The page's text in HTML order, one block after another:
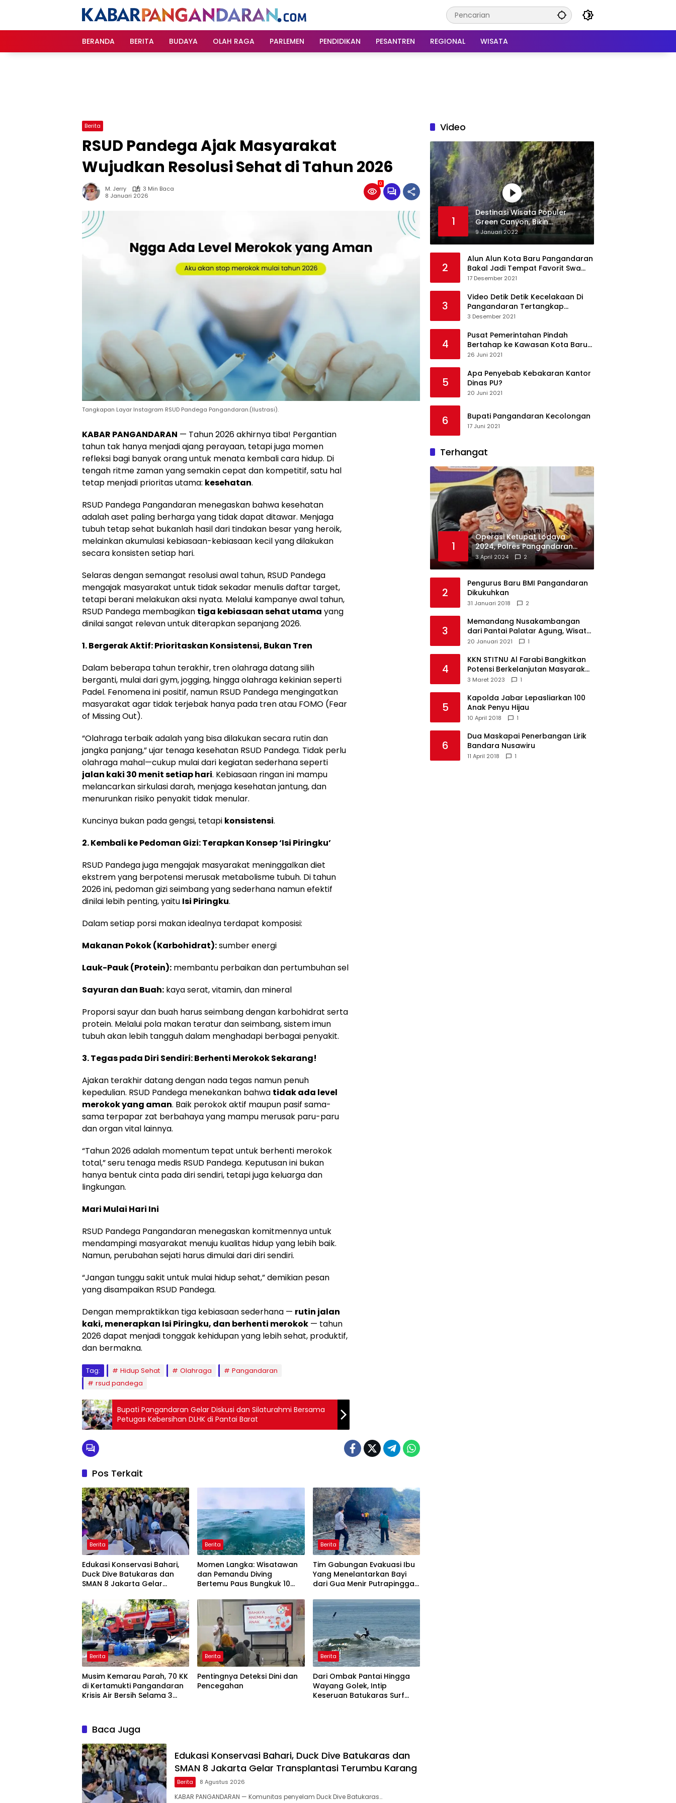
BERANDA
BERITA BUDAYA OLAH RAGA PARLEMEN PENDIDIKAN PESANTREN REGIONAL WISATA
Berita
RSUD Pandega Ajak Masyarakat
Wujudkan Resolusi Sehat di Tahun 2026
M. Jerry
3 Min Baca
8 Januari 2026
0
Tangkapan Layar Instagram RSUD Pandega Pangandaran.(Ilustrasi).
KABAR PANGANDARAN — Tahun 2026 akhirnya tiba! Pergantian
tahun tak hanya menjadi ajang perayaan, tetapi juga momen
refleksi bagi banyak orang untuk menata kembali cara hidup. Di
tengah ritme zaman yang semakin cepat dan kompetitif, satu hal
tetap menjadi prioritas utama: kesehatan.
RSUD Pandega Pangandaran menegaskan bahwa kesehatan
adalah aset paling berharga yang tidak dapat ditawar. Menjaga
tubuh tetap sehat bukanlah hasil dari tindakan besar yang heroik,
melainkan akumulasi kebiasaan-kebiasaan kecil yang dilakukan
secara konsisten setiap hari.
Selaras dengan semangat resolusi awal tahun, RSUD Pandega
mengajak masyarakat untuk tidak sekadar menulis daftar target,
tetapi berani melakukan aksi nyata. Melalui kampanye awal tahun,
RSUD Pandega membagikan tiga kebiasaan sehat utama yang
dinilai sangat relevan untuk diterapkan sepanjang 2026.
1. Bergerak Aktif: Prioritaskan Konsistensi, Bukan Tren
Dalam beberapa tahun terakhir, tren olahraga datang silih
berganti, mulai dari gym, jogging, hingga olahraga kekinian seperti
Padel. Fenomena ini positif, namun RSUD Pandega mengingatkan
masyarakat agar tidak terjebak hanya pada tren atau FOMO (Fear
of Missing Out).
“Olahraga terbaik adalah yang bisa dilakukan secara rutin dan
jangka panjang,” ujar tenaga kesehatan RSUD Pandega. Tidak perlu
olahraga mahal—cukup mulai dari kegiatan sederhana seperti
jalan kaki 30 menit setiap hari. Kebiasaan ringan ini mampu
melancarkan sirkulasi darah, menjaga kesehatan jantung, dan
menurunkan risiko penyakit tidak menular.
Kuncinya bukan pada gengsi, tetapi konsistensi.
2. Kembali ke Pedoman Gizi: Terapkan Konsep ‘Isi Piringku’
RSUD Pandega juga mengajak masyarakat meninggalkan diet
ekstrem yang berpotensi merusak metabolisme tubuh. Di tahun
2026 ini, pedoman gizi seimbang yang sederhana namun efektif
dinilai lebih penting, yaitu Isi Piringku.
Dalam setiap porsi makan idealnya terdapat komposisi:
Makanan Pokok (Karbohidrat):sumber energi
Lauk-Pauk (Protein): membantu perbaikan dan pertumbuhan sel
Sayuran dan Buah: kaya serat, vitamin, dan mineral
Proporsi sayur dan buah harus seimbang dengan karbohidrat serta
protein. Melalui pola makan teratur dan seimbang, sistem imun
tubuh akan lebih tangguh dalam menghadapi berbagai penyakit.
3. Tegas pada Diri Sendiri: Berhenti Merokok Sekarang!
Ajakan terakhir datang dengan nada tegas namun penuh
kepedulian. RSUD Pandega menekankan bahwa tidak ada level
merokok yang aman. Baik perokok aktif maupun pasif sama-
sama terpapar zat berbahaya yang mampu merusak paru-paru
dan organ vital lainnya.
“Tahun 2026 adalah momentum tepat untuk berhenti merokok
total,” seru tenaga medis RSUD Pandega. Keputusan ini bukan
hanya bentuk cinta pada diri sendiri, tetapi juga keluarga dan
lingkungan.
Mari Mulai Hari Ini
RSUD Pandega Pangandaran menegaskan komitmennya untuk
mendampingi masyarakat menuju kualitas hidup yang lebih baik.
Namun, perubahan sejati harus dimulai dari diri sendiri.
“Jangan tunggu sakit untuk mulai hidup sehat,” demikian pesan
yang disampaikan RSUD Pandega.
Dengan mempraktikkan tiga kebiasaan sederhana — rutin jalan
kaki, menerapkan Isi Piringku, dan berhenti merokok — tahun
2026 dapat menjadi tonggak kehidupan yang lebih sehat, produktif,
dan bermakna.
Tag: Hidup Sehat Olahraga
Pangandaran
rsud pandega
Bupati Pangandaran Gelar Diskusi dan Silaturahmi Bersama
Petugas Kebersihan DLHK di Pantai Barat
Pos Terkait
Berita
Edukasi Konservasi Bahari,
Duck Dive Batukaras dan
SMAN 8 Jakarta Gelar
Karang
Berita
Momen Langka: Wisatawan
dan Pemandu Diving
Bertemu Paus Bungkuk 10
Berita
Tim Gabungan Evakuasi Ibu
Yang Menelantarkan Bayi
dari Gua Menir Putrapinggan
Berita
Musim Kemarau Parah, 70 KK
di Kertamukti Pangandaran
Krisis Air Bersih Selama 3
Berita
Pentingnya Deteksi Dini dan
Pencegahan
Berita
Dari Ombak Pantai Hingga
Wayang Golek, Intip
Keseruan Batukaras Surf
Baca Juga
Edukasi Konservasi Bahari, Duck Dive Batukaras dan
SMAN 8 Jakarta Gelar Transplantasi Terumbu Karang
Berita 8 Agustus 2026
KABAR PANGANDARAN — Komunitas penyelam Duck Dive Batukaras…
Video
1
Destinasi Wisata Populer
Green Canyon, Bikin
Ketagihan Wisatawan
9 Januari 2022
2
Alun Alun Kota Baru Pangandaran
Bakal Jadi Tempat Favorit Swa
Foto Selfie
17 Desember 2021
3
Video Detik Detik Kecelakaan Di
Pangandaran Tertangkap
Kamera Handphone
3 Desember 2021
4
Pusat Pemerintahan Pindah
Bertahap ke Kawasan Kota Baru
Pangandaran
26 Juni 2021
5
Apa Penyebab Kebakaran Kantor
Dinas PU?
20 Juni 2021
6 Bupati Pangandaran Kecolongan
17 Juni 2021
Terhangat
1
Operasi Ketupat Lodaya
2024, Polres Pangandaran
Dirikan 12 Pos Pengamanan
3 April 2024 2
2
Pengurus Baru BMI Pangandaran
Dikukuhkan
31 Januari 2018 2
3
Memandang Nusakambangan
dari Pantai Palatar Agung, Wisata
Alternatif Masa Pandemi
20 Januari 2021 1
4
KKN STITNU Al Farabi Bangkitkan
Potensi Berkelanjutan Masyarakat
Kecamatan Langkaplancar
3 Maret 2023 1
5
Kapolda Jabar Lepasliarkan 100
Anak Penyu Hijau
10 April 2018 1
6
Dua Maskapai Penerbangan Lirik
Bandara Nusawiru
11 April 2018 1